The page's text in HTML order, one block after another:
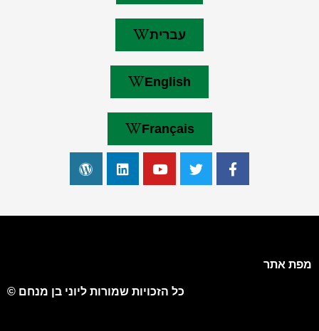
עברית
English
Français
מפת אתר
כל הזכויות שמורות ליוני בן מנחם ©